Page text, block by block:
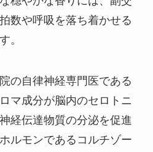
数や呼吸を落ち着かせる
。
の自律神経専門医である
マ成分が脳内のセロトニ
経伝達物質の分泌を促進
ルモンであるコルチゾー